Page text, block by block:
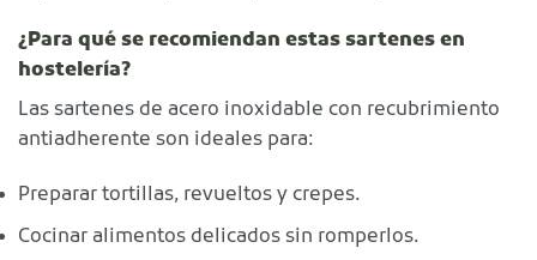
¿Para qué se recomiendan estas sartenes en
hostelería?
Las sartenes de acero inoxidable con recubrimiento
antiadherente son ideales para:
Preparar tortillas, revueltos y crepes.
Cocinar alimentos delicados sin romperlos.